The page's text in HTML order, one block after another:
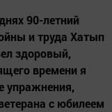
90-летний
и труда Хатып
здоровый,
времени я
упражнения,
с юбилеем